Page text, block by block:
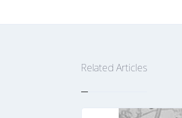
Related Articles